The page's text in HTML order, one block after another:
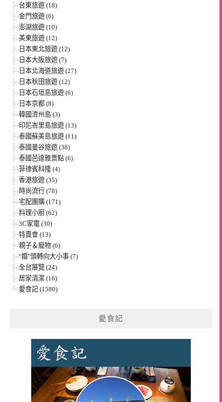
台東旅遊 (18)
金門旅遊 (6)
澎湖旅遊 (10)
美東旅遊 (12)
日本東北旅遊 (12)
日本大阪旅遊 (7)
日本北海道旅遊 (27)
日本秋田旅遊 (12)
日本石垣島旅遊 (6)
日本京都 (8)
韓國濟州島 (3)
印尼峇里島旅遊 (13)
泰國蘇美島旅遊 (11)
泰國曼谷旅遊 (38)
泰國芭達雅景點 (6)
菲律賓科隆 (4)
香港旅遊 (35)
時尚流行 (78)
宅配團購 (171)
料理小廚 (62)
3C家電 (30)
特賣會 (13)
親子＆寵物 (6)
"婚"頭轉向大小事 (7)
全台展覽 (24)
居家清潔 (16)
愛食記 (1580)
愛食記